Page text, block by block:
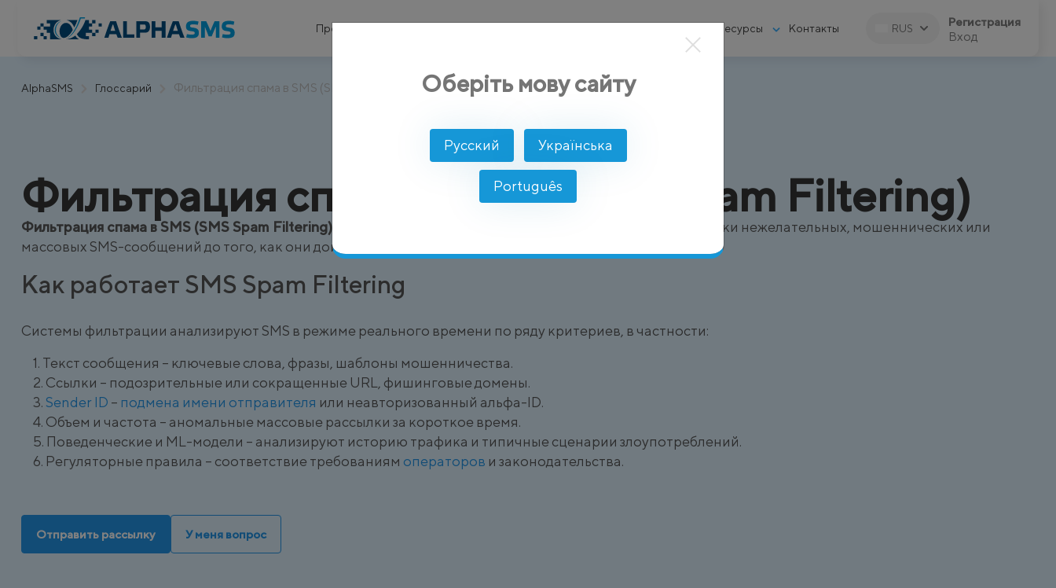
AlphaSMS Глоссарий Фильтрация спама в SMS (SMS Spam Filtering)
Продукты Ресурсы Контакты RUS Регистрация
Вход
Фильтрация спама в SMS (SMS Spam Filtering)
Фильтрация спама в SMS (SMS Spam Filtering) – это процесс автоматического обнаружения и блокировки нежелательных, мошеннических или
массовых SMS-сообщений до того, как они дойдут до абонента.
Как работает SMS Spam Filtering
Системы фильтрации анализируют SMS в режиме реального времени по ряду критериев, в частности:
Текст сообщения – ключевые слова, фразы, шаблоны мошенничества.
Ссылки – подозрительные или сокращенные URL, фишинговые домены.
Sender ID – подмена имени отправителя или неавторизованный альфа-ID.
Объем и частота – аномальные массовые рассылки за короткое время.
Поведенческие и ML-модели – анализируют историю трафика и типичные сценарии злоупотреблений.
Регуляторные правила – соответствие требованиям операторов и законодательства.
Отправить рассылку У меня вопрос
Оберіть мову сайту
Русский Українська
Português